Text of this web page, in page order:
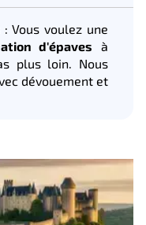
Vous voulez une
d'épaves à
plus loin. Nous
dévouement et